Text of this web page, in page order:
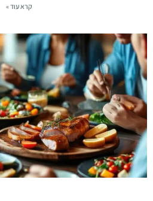
קרא עוד »